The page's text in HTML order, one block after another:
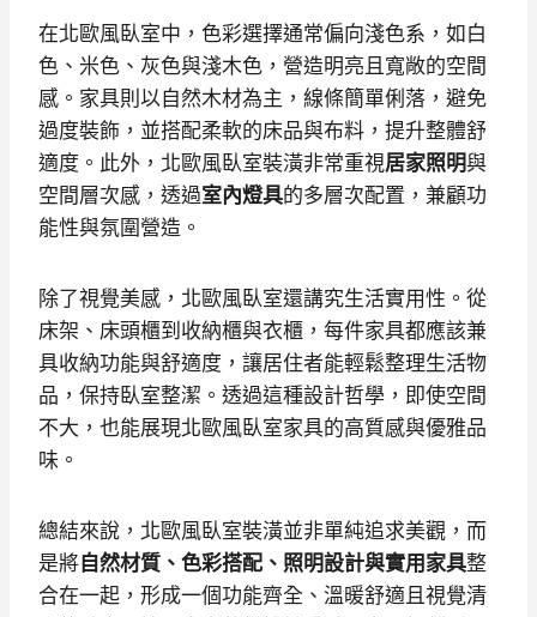
在北歐風臥室中，色彩選擇通常偏向淺色系，如白
色、米色、灰色與淺木色，營造明亮且寬敞的空間
感。家具則以自然木材為主，線條簡單俐落，避免
過度裝飾，並搭配柔軟的床品與布料，提升整體舒
適度。此外，北歐風臥室裝潢非常重視居家照明與
空間層次感，透過室內燈具的多層次配置，兼顧功
能性與氛圍營造。
除了視覺美感，北歐風臥室還講究生活實用性。從
床架、床頭櫃到收納櫃與衣櫃，每件家具都應該兼
具收納功能與舒適度，讓居住者能輕鬆整理生活物
品，保持臥室整潔。透過這種設計哲學，即使空間
不大，也能展現北歐風臥室家具的高質感與優雅品
味。
總結來說，北歐風臥室裝潢並非單純追求美觀，而
是將自然材質、色彩搭配、照明設計與實用家具整
合在一起，形成一個功能齊全、溫暖舒適且視覺清